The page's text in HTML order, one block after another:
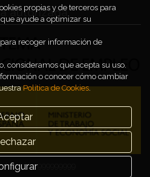
autorizada
999999999
propias y de terceros para
ayude a optimizar su
recoger información de
consideramos que acepta su uso.
o conocer cómo cambiar
Política de Cookies.